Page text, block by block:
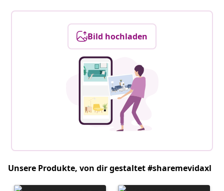
Bild hochladen
Unsere Produkte, von dir gestaltet #sharemevidaxl